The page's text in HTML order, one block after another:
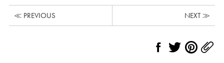
≪ PREVIOUS NEXT ≫